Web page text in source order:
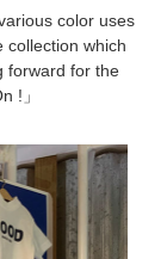
color uses
collection which
forward for the
!」